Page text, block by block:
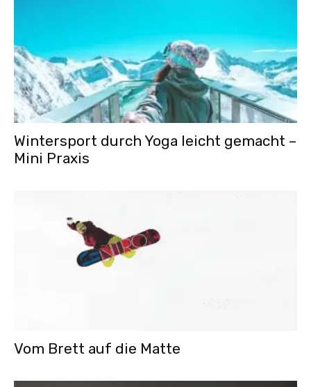
Wintersport durch Yoga leicht gemacht –
Mini Praxis
Vom Brett auf die Matte